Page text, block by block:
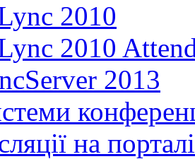
2010
2010
2013
на порталі